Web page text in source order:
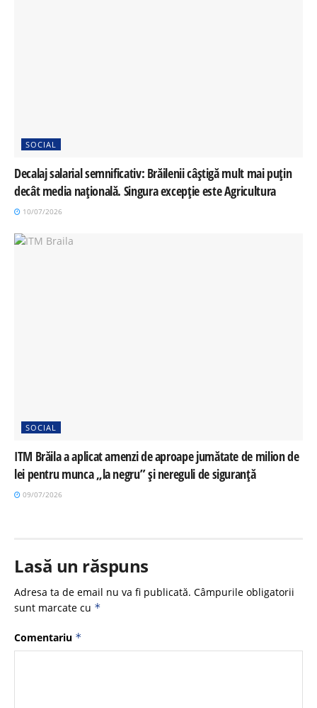
SOCIAL
Decalaj salarial semnificativ: Brăilenii câștigă mult mai puțin
decât media națională. Singura excepție este Agricultura
10/07/2026
SOCIAL
ITM Brăila a aplicat amenzi de aproape jumătate de milion de
lei pentru munca „la negru” și nereguli de siguranță
09/07/2026
Lasă un răspuns
Adresa ta de email nu va fi publicată. Câmpurile obligatorii
sunt marcate cu *
Comentariu *